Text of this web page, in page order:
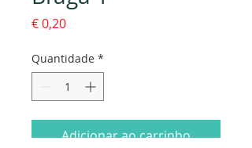
€ 0,20Preço
Quantidade *
Adicionar ao carrinho